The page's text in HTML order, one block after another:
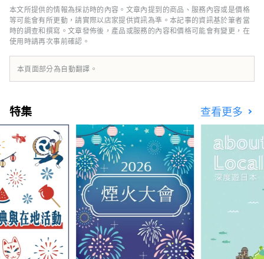
等海外媒體合作，向世界廣泛傳播石川縣的魅
力。
本文所提供的情報為採訪時的內容。文章內提到的商品、服務內容或是價格
等可能會有所更動，請實際以店家提供資訊為準。本記事的資訊基於筆者當
時的調查和撰寫。文章發佈後，產品或服務的內容和價格可能會有變更，在
使用時請再次事前確認。
本頁面部分為自動翻譯。
特集 查看更多